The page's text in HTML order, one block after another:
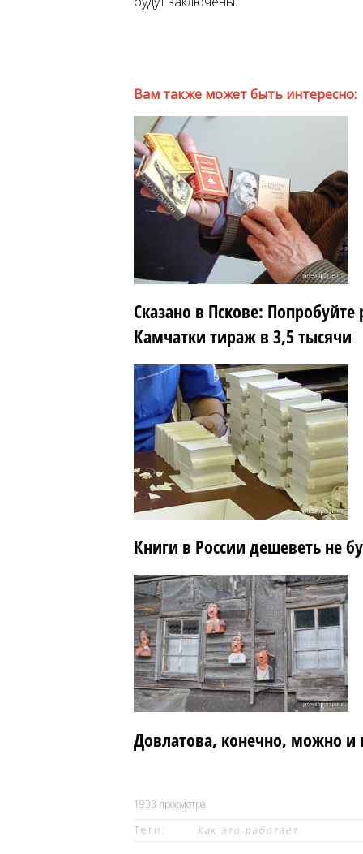
Вам также может быть интересно:
Сказано в Пскове:
Камчатки тираж в 3,5 тысячи
Книги в России дешеветь не
Довлатова, конечно, можно и
1933 просмотра.
Теги:
Как это работает